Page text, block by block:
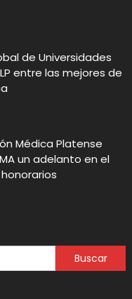
de Universidades
entre las mejores de
Médica Platense
un adelanto en el